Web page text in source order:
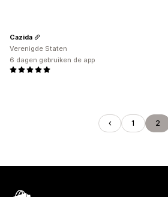
Cazida
Verenigde Staten
6 dagen gebruiken de app
1 2